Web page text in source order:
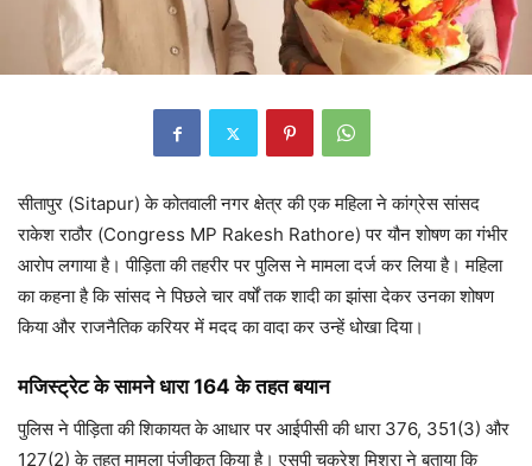
सीतापुर (Sitapur) के कोतवाली नगर क्षेत्र की एक महिला ने कांग्रेस सांसद
राकेश राठौर (Congress MP Rakesh Rathore) पर यौन शोषण का गंभीर
आरोप लगाया है। पीड़िता की तहरीर पर पुलिस ने मामला दर्ज कर लिया है। महिला
का कहना है कि सांसद ने पिछले चार वर्षों तक शादी का झांसा देकर उनका शोषण
किया और राजनैतिक करियर में मदद का वादा कर उन्हें धोखा दिया।
मजिस्ट्रेट के सामने धारा 164 के तहत बयान
पुलिस ने पीड़िता की शिकायत के आधार पर आईपीसी की धारा 376, 351(3) और
127(2) के तहत मामला पंजीकृत किया है। एसपी चक्रेश मिश्रा ने बताया कि